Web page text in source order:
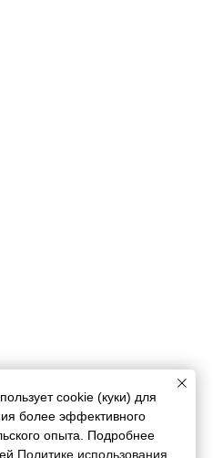
cookie (куки) для
более эффективного
опыта. Подробнее
Политике использования